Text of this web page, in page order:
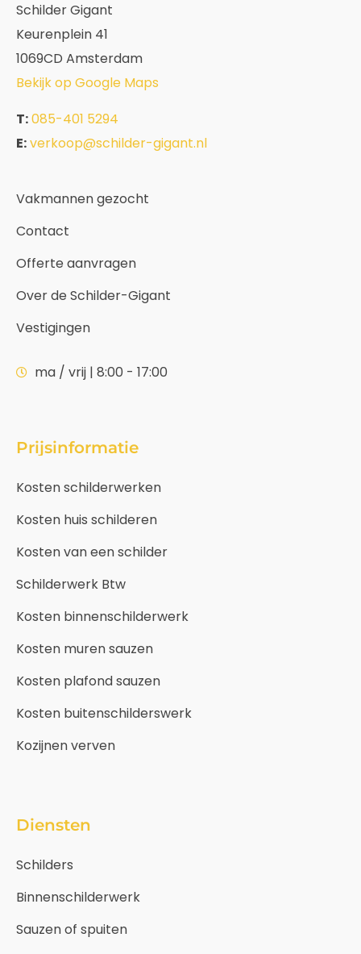
Schilder Gigant
Keurenplein 41
1069CD Amsterdam
Bekijk op Google Maps
T:085-401 5294
E:verkoop@schilder-gigant.nl
Vakmannen gezocht
Contact
Offerte aanvragen
Over de Schilder-Gigant
Vestigingen
ma / vrij | 8:00 - 17:00
Prijsinformatie
Kosten schilderwerken
Kosten huis schilderen
Kosten van een schilder
Schilderwerk Btw
Kosten binnenschilderwerk
Kosten muren sauzen
Kosten plafond sauzen
Kosten buitenschilderswerk
Kozijnen verven
Diensten
Schilders
Binnenschilderwerk
Sauzen of spuiten